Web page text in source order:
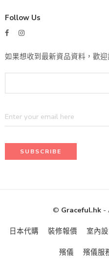
Follow Us
如果想收到最新資品資料，歡迎
© Graceful.hk-
日本代購 裝修報價 室內
殯儀 殯儀服